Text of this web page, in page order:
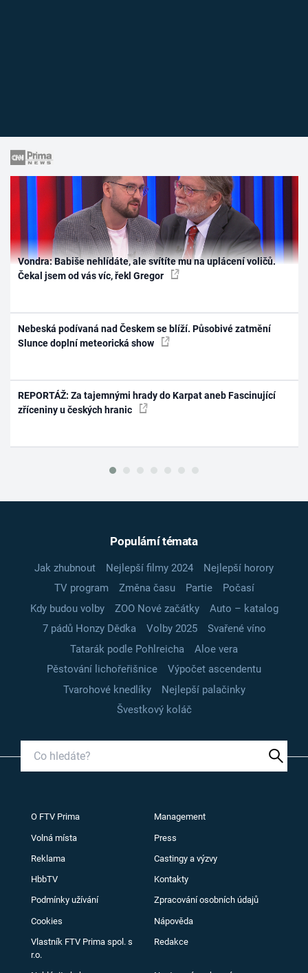
Vondra: Babiše nehlídáte, ale svítíte mu na uplácení voličů.
Čekal jsem od vás víc, řekl Gregor
Nebeská podívaná nad Českem se blíží. Působivé zatmění
Slunce doplní meteorická show
REPORTÁŽ: Za tajemnými hrady do Karpat aneb Fascinující
zříceniny u českých hranic
Populární témata
Jak zhubnout Nejlepší filmy 2024
Nejlepší horory
TV program
Změna času Partie
Počasí
Kdy budou volby
ZOO Nové začátky
Auto – katalog
7 pádů Honzy Dědka
Volby 2025
Svařené víno
Tatarák podle Pohlreicha
Aloe vera
Pěstování lichořeřišnice
Výpočet ascendentu
Tvarohové knedlíky
Nejlepší palačinky
Švestkový koláč
O FTV Prima Management
Volná místa Press
Reklama Castingy a výzvy
HbbTV Kontakty
Podmínky užívání Zpracování osobních údajů
Cookies Nápověda
Vlastník FTV Prima spol. s
r.o.
Redakce